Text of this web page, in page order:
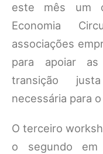
este mês um
Economia
associações
para apoiar
transição
necessária para
O terceiro
o segundo em